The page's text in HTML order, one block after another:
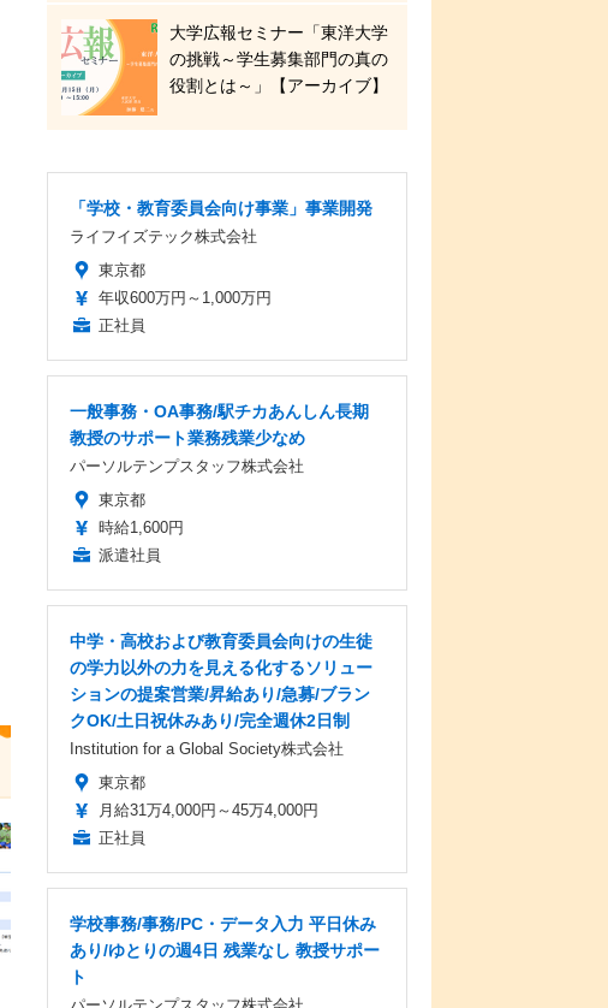
大学広報セミナー「東洋大学
の挑戦～学生募集部門の真の
役割とは～」【アーカイブ】
「学校・教育委員会向け事業」事業開発
ライフイズテック株式会社
東京都
年収600万円～1,000万円
正社員
一般事務・OA事務/駅チカあんしん長期
教授のサポート業務残業少なめ
パーソルテンプスタッフ株式会社
東京都
時給1,600円
派遣社員
中学・高校および教育委員会向けの生徒
の学力以外の力を見える化するソリュー
ションの提案営業/昇給あり/急募/ブラン
クOK/土日祝休みあり/完全週休2日制
Institution for a Global Society株式会社
東京都
月給31万4,000円～45万4,000円
正社員
学校事務/事務/PC・データ入力 平日休み
あり/ゆとりの週4日 残業なし 教授サポー
ト